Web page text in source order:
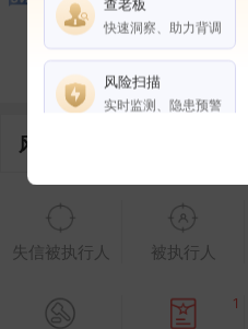
3
控制企业
风险信息
失信被执行人 被执行人
1
查老板
快速洞察、助力背调
风险扫描
实时监测、隐患预警
权益说明
企业全部电话